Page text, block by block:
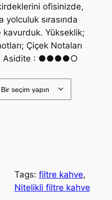
ofisinizde,
sırasında
Yükseklik;
Çiçek Notaları
Asidite : ●●●●○
Tags: filtre kahve
Nitelikli filtre kahve